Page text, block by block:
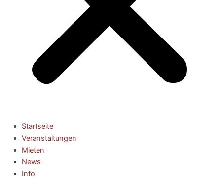
Startseite
Veranstaltungen
Mieten
News
Info